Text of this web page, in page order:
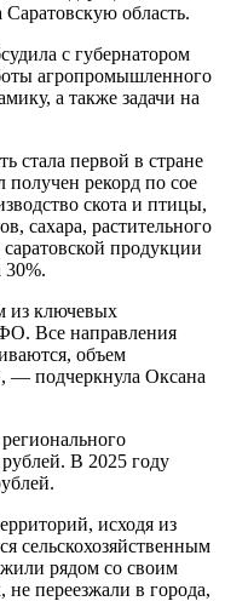
Саратовскую область.
с губернатором
агропромышленного
а также задачи на
стала первой в стране
получен рекорд по сое
скота и птицы,
сахара, растительного
продукции
30%.
из ключевых
Все направления
объем
— подчеркнула Оксана
В 2025 году
исходя из
сельскохозяйственным
рядом со своим
не переезжали в города,